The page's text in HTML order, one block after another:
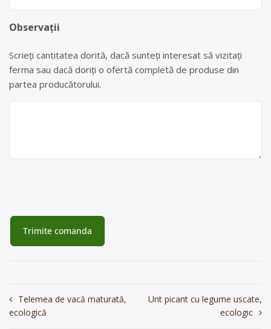
Observații
Scrieți cantitatea dorită, dacă sunteți interesat să vizitați
ferma sau dacă doriți o ofertă completă de produse din
partea producătorului.
Navigare
în
Telemea de vacă maturată,
ecologică
Unt picant cu legume uscate,
ecologic